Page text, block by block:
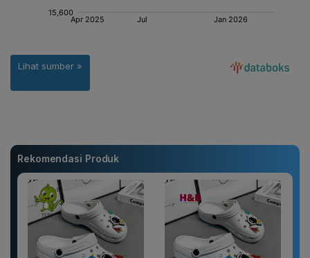
Rekomendasi Produk